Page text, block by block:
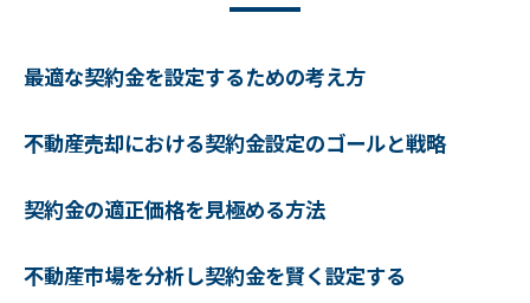
契約金交渉を円滑に進めるためのコミュニ
ケーション術
識
契約金に関する法律とルールを理解する
最適な契約金を設定するための考え方
不動産売却における契約金設定のゴールと戦略
契約金の適正価格を見極める方法
不動産市場を分析し契約金を賢く設定する